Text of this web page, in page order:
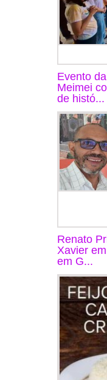
Evento
Meimei
de histó...
Renato
Xavier
em G...